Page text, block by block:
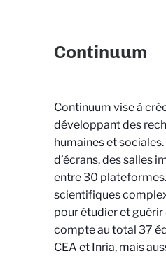
Continuum
Continuum vise à
développant des
humaines et
d’écrans, des salles
entre 30
scientifiques
pour étudier et
compte au total 37
CEA et Inria, mais